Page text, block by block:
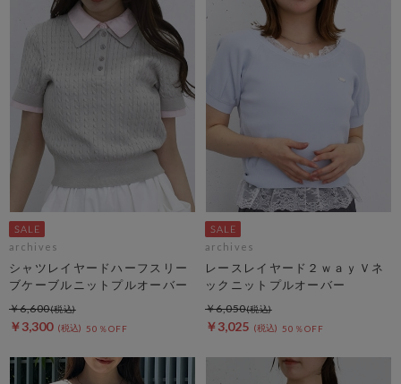
archives
シャツレイヤードハーフスリー
ブケーブルニットプルオーバー
￥3,300 50％OFF
￥6,600
archives
レースレイヤード２ｗａｙＶネ
ックニットプルオーバー
￥3,025 50％OFF
￥6,050